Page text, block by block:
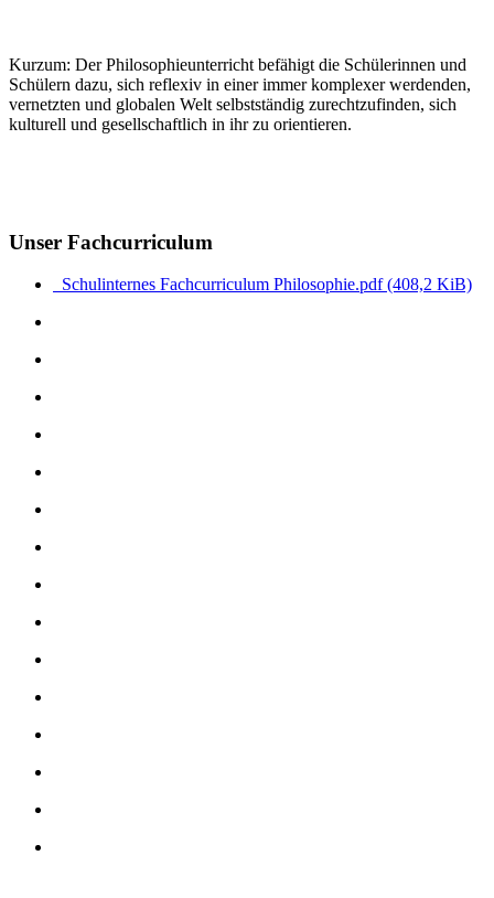
Kurzum: Der Philosophieunterricht befähigt die Schülerinnen und
Schülern dazu, sich reflexiv in einer immer komplexer werdenden,
vernetzten und globalen Welt selbstständig zurechtzufinden, sich
kulturell und gesellschaftlich in ihr zu orientieren.
Unser Fachcurriculum
Schulinternes Fachcurriculum Philosophie.pdf(408,2 KiB)